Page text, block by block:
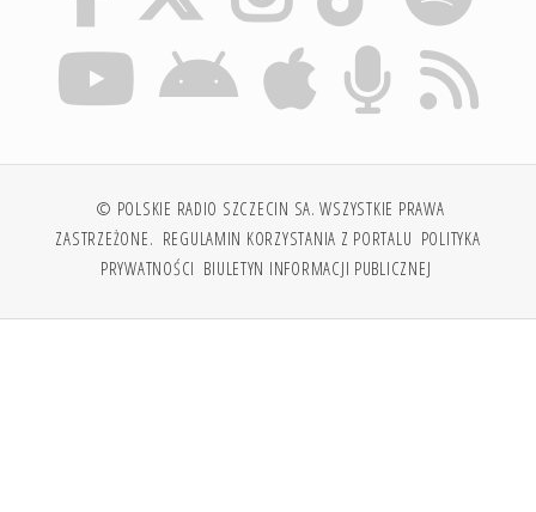
© POLSKIE RADIO SZCZECIN SA. WSZYSTKIE PRAWA
ZASTRZEŻONE. REGULAMIN KORZYSTANIA Z PORTALU POLITYKA
PRYWATNOŚCI BIULETYN INFORMACJI PUBLICZNEJ